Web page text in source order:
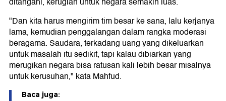
"Dan kita harus mengirim tim besar ke sana, lalu kerjanya
lama, kemudian penggalangan dalam rangka moderasi
beragama. Saudara, terkadang uang yang dikeluarkan
untuk masalah itu sedikit, tapi kalau dibiarkan yang
merugikan negara bisa ratusan kali lebih besar misalnya
untuk kerusuhan," kata Mahfud.
Baca juga: